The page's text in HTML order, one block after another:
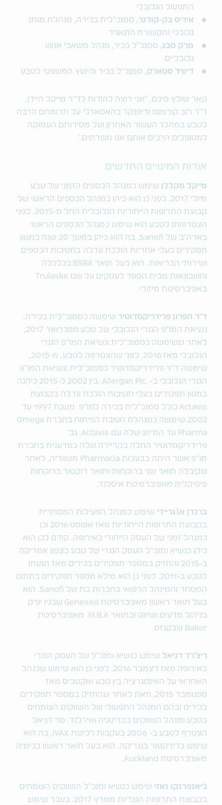
התפעול הגלובלי
איריס בק-קודנר, סמנכ"לית בכירה, מנהלת מותג
גלובלי ותקשורת התאגיד
מרק סבג, סמנכ"ל בכיר, מנהל משאבי אנוש
גלובליים
דיוויד סטארק, סמנכ"ל בכיר והיועץ המשפטי לטבע
קאר שולץ סיכם, "אני רוצה להודות לד"ר מייקל היידן,
ד"ר רוב קורמנס ודיפנקר בהאטארג'י על תרומתם הרבה
לטבע במהלך העשור האחרון ועל מסירותם העמוקה
למטופלים הרבים אותם אנו משרתים."
אודות המינויים החדשים
מייקל מקללן שימש כמנהל הכספים הזמני של טבע
מיולי 2017. לפני כן הוא כיהן כמנהל הכספים הראשי של
קבוצת התרופות הייחודיות הגלובלית החל מ-2015. לפני
הצטרפותו לטבע הוא שימש כמנהל הכספים הראשי
בארה"ב של Sanofi, בה הוא כיהן במשך 20 שנה במגוון
תפקידים בעלי אחריות הולכת וגדלה בחטיבות הכספים
ושירותי הבריאות. הוא בעל תואר BSBA בכלכלה
וחשבונאות מבית הספר לעסקים על שם Trulaske
באוניברסיטת מיזורי.
ד"ר הפרון פרידריקסדוטיר שימשה כסמנכ"לית בכירה,
נשיאת המו"פ הגנרי הגלובלי של טבע מפברואר 2017,
לאחר ששימשה כסמנכ"לית ונשיאת המו"פ הגנרי
הגלובלי מאז 2016. לפני שהצטרפה לטבע, מ-2015,
שימשה ד"ר פרידריקסדוטיר כסמנכ"לית ונשיאת המו"פ
הגנרי הגלובלי ב- .Allergan Plc. בין 2002 ל-2015 כיהנה
במגוון תפקידים בעלי חשיבות הולכת וגדלה בקבוצת
Actavis כולל סמנכ"לית בכירה למו"פ. משנת 1997 עד
2002 שימשה כמנהלת חטיבת הפיתוח בחברת Omega
Pharma עד המיזוג שלה עם Actavis. גב'
פרידריקסדוטיר החלה בקריירה שלה כמדענית בחברת
מו"פ אשר היתה בבעלות Pharmacia משוודיה, לאחר
שקיבלה תואר שני ברוקחות ותואר דוקטור ברוקחות
פיסיקלית מאוניברסיטת איסלנד.
ברנדן או'גריידי שימש כמנהל הפעילות המסחרית
בקבוצת התרופות הייחודיות מאז אוגוסט 2016 וכן
כמנהל זמני של העסק הייחודי באירופה. קודם לכן הוא
כיהן כנשיא ומנכ"ל העסק הגנרי של טבע בצפון אמריקה
ב-2015 והחזיק במספר תפקידים בכירים מאז הגעתו
לטבע ב-2011. לפני כן הוא מילא מספר תפקידים בתחום
המסחר והמינהל הרפואי בחברות בת של Sanofi. הוא
בעל תואר ראשון מאוניברסיטת Geneseo שבניו יורק
בניהול מדעים ושיווק ובתואר M.B.A. מאוניברסיטת
Baker שבקנזס.
ריצ'רד דניאל שימש כנשיא ומנכ"ל של העסק הגנרי
באירופה מאז דצמבר 2016. לפני כן הוא שימש שכנהל
האחראי על האינטגרציה בין טבע ואקטביס מאז
ספטמבר 2015, וזאת לאחר שהחזיק במספר תפקידים
בכירים ובהם המנהל התפעולי של השווקים הצומחים
בטבע ומנהל השווקים בבריטניה ואירלנד. מר דניאל
הצטרף לטבע ב- 2006 בעקבות רכישת IVAX, בה הוא
שימש כדירקטור בגנריקה. הוא בעל תואר ראשון בכימיה
מאוניברסיטת Auckland.
ג'יאנפרנקו נאזי שימש כנשיא ומנכ"ל השווקים הצומחים
בקבוצת התרופות הגנריות ממרץ 2017. בעבר שימש